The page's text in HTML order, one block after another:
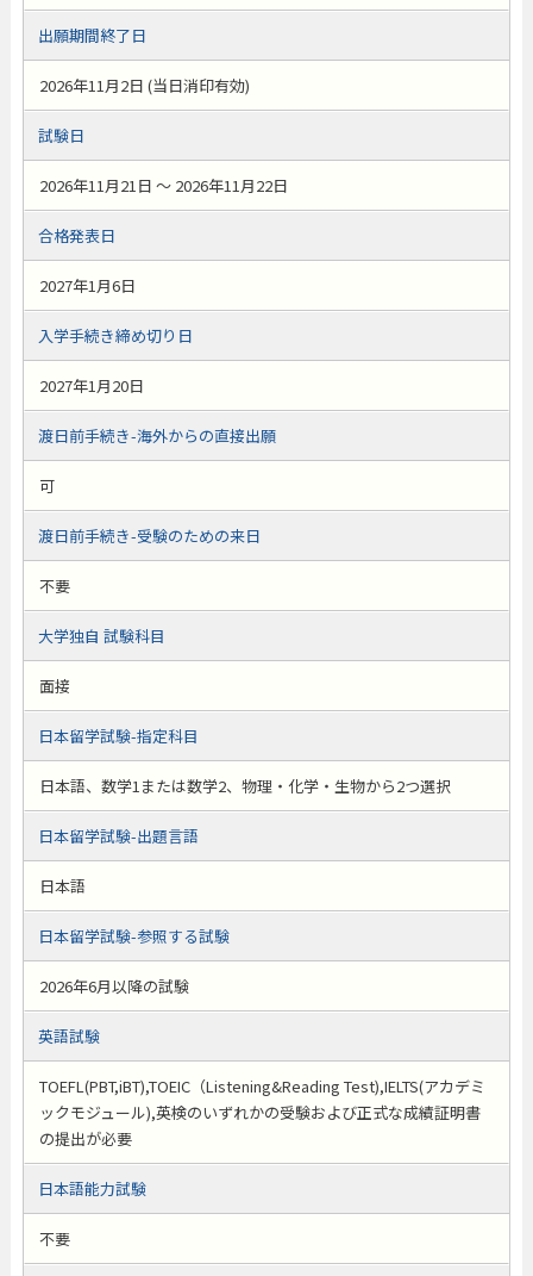
出願期間終了日
2026年11月2日 (当日消印有効)
試験日
2026年11月21日 ～ 2026年11月22日
合格発表日
2027年1月6日
入学手続き締め切り日
2027年1月20日
渡日前手続き-海外からの直接出願
可
渡日前手続き-受験のための来日
不要
大学独自 試験科目
面接
日本留学試験-指定科目
日本語、数学1または数学2、物理・化学・生物から2つ選択
日本留学試験-出題言語
日本語
日本留学試験-参照する試験
2026年6月以降の試験
英語試験
TOEFL(PBT,iBT),TOEIC（Listening&Reading Test),IELTS(アカデミ
ックモジュール),英検のいずれかの受験および正式な成績証明書
の提出が必要
日本語能力試験
不要